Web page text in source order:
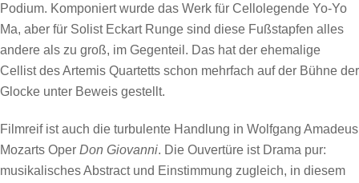
Podium. Komponiert wurde das Werk für Cellolegende Yo-Yo
Ma, aber für Solist Eckart Runge sind diese Fußstapfen alles
andere als zu groß, im Gegenteil. Das hat der ehemalige
Cellist des Artemis Quartetts schon mehrfach auf der Bühne der
Glocke unter Beweis gestellt.
Filmreif ist auch die turbulente Handlung in Wolfgang Amadeus
Mozarts Oper Don Giovanni. Die Ouvertüre ist Drama pur:
musikalisches Abstract und Einstimmung zugleich, in diesem